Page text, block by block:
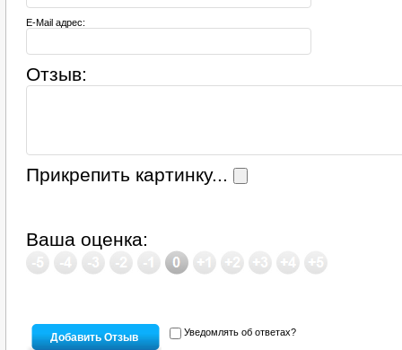
E-Mail адрес:
Отзыв:
Прикрепить картинку...
Ваша оценка:
Уведомлять об ответах?